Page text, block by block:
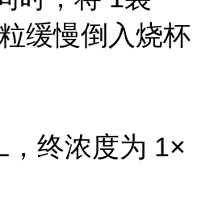
缓慢倒入烧杯
，终浓度为 1×